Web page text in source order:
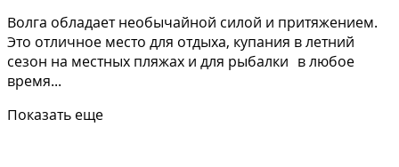
Волга обладает необычайной силой и притяжением.
Это отличное место для отдыха, купания в летний
сезон на местных пляжах и для рыбалки в любое
время...
Показать еще